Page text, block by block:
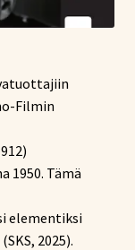
Filmin
1950. Tämä
elementiksi
2025).